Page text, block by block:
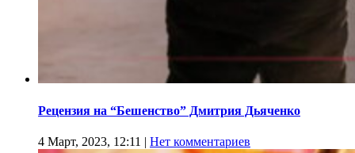
Рецензия на “Бешенство” Дмитрия Дьяченко
4 Март, 2023, 12:11 | Нет комментариев